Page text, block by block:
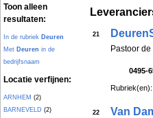
Toon alleen
resultaten:
In de rubriek Deuren
Met Deuren in de
bedrijfsnaam
Locatie verfijnen:
ARNHEM (2)
BARNEVELD (2)
21
Pastoor
0495-
22 Van